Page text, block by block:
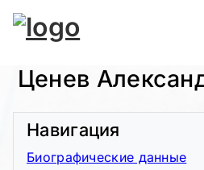
Ценев
Навигация
Биографические данные